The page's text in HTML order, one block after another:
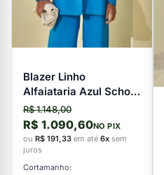
Blazer Linho
Alfaiataria Azul School
- L'Cecci
R$ 1.148,00
R$ 1.090,60NO PIX
ou R$ 191,33 em até 6x sem
juros
Cortamanho: